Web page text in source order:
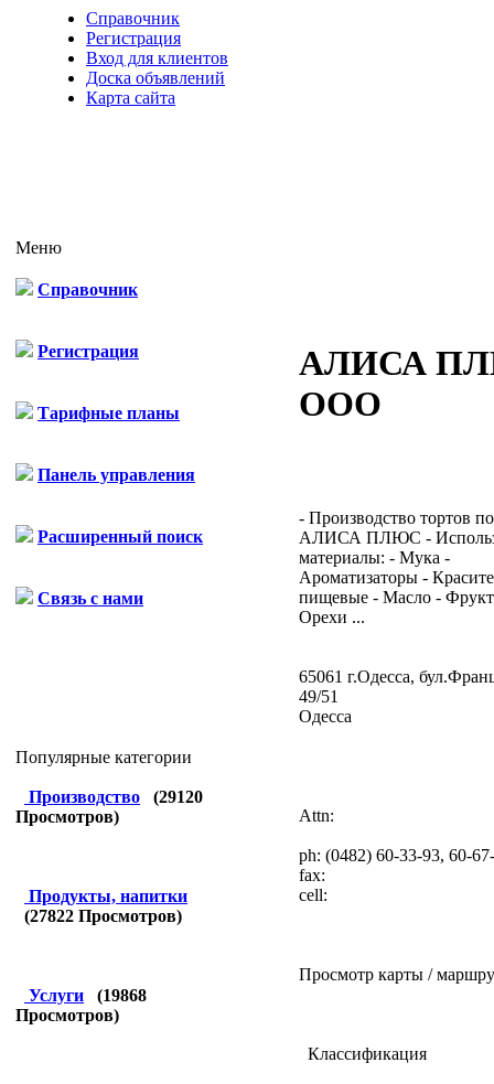
Справочник
Регистрация
Вход для клиентов
Доска объявлений
Карта сайта
Меню
Справочник
Регистрация
Тарифные планы
Панель управления
Расширенный поиск
Связь с нами
Популярные категории
Производство (29120
Просмотров)
Продукты, напитки
(27822 Просмотров)
Услуги (19868
Просмотров)
АЛИСА
ООО
- Производство тортов
АЛИСА ПЛЮС -
материалы: - Мука -
Ароматизаторы -
пищевые - Масло -
Орехи ...
65061 г.Одесса,
49/51
Одесса
Attn:
ph: (0482) 60-33-93, 60-
fax:
cell:
Просмотр карты /
Классификация